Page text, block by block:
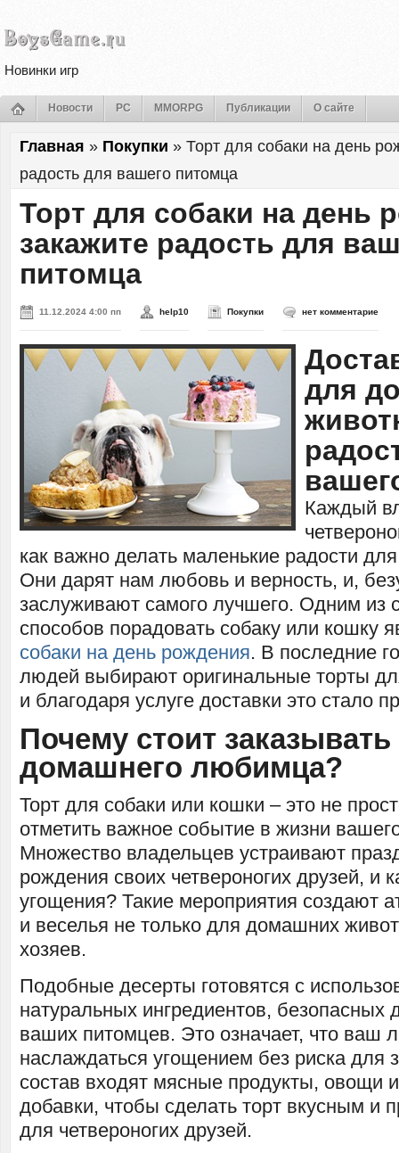
Новинки игр
Новости PC MMORPG Публикации О сайте
Главная » Покупки » Торт для собаки на день
радость для вашего питомца
Торт для собаки на день
закажите радость для
питомца
11.12.2024 4:00 пп help10 Покупки нет комментарие
для
Каждый
как важно делать маленькие радости
Они дарят нам любовь и верность, и,
заслуживают самого лучшего. Одним из
способов порадовать собаку или кошку
собаки на день рождения. В последние
людей выбирают оригинальные торты
и благодаря услуге доставки это стало
Почему стоит
домашнего любимца?
Торт для собаки или кошки – это не
отметить важное событие в жизни
Множество владельцев устраивают
рождения своих четвероногих друзей, и
угощения? Такие мероприятия создают
и веселья не только для домашних
хозяев.
Подобные десерты готовятся с
натуральных ингредиентов, безопасных
ваших питомцев. Это означает, что ваш
наслаждаться угощением без риска для
состав входят мясные продукты, овощи
добавки, чтобы сделать торт вкусным и
для четвероногих друзей.